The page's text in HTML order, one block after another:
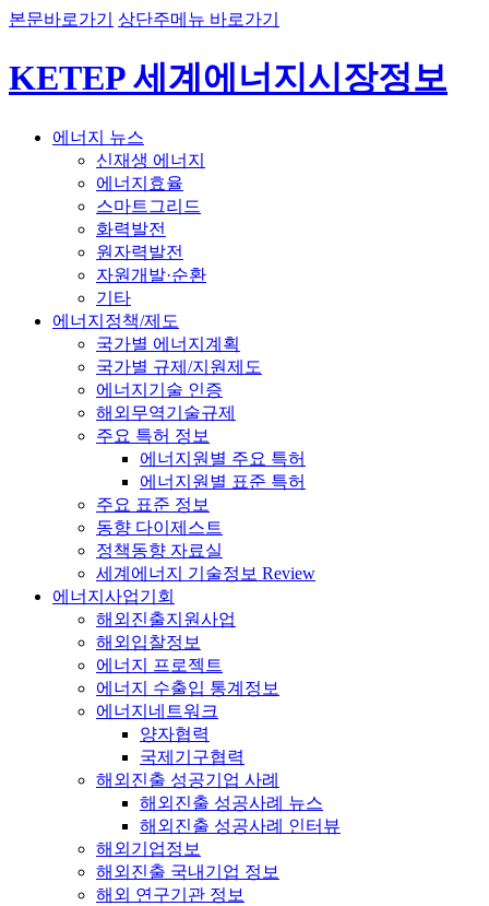
본문바로가기 상단주메뉴 바로가기
KETEP 세계에너지시장정보
에너지 뉴스
신재생 에너지
에너지효율
스마트그리드
화력발전
원자력발전
자원개발·순환
기타
에너지정책/제도
국가별 에너지계획
국가별 규제/지원제도
에너지기술 인증
해외무역기술규제
주요 특허 정보
에너지원별 주요 특허
에너지원별 표준 특허
주요 표준 정보
동향 다이제스트
정책동향 자료실
세계에너지 기술정보 Review
에너지사업기회
해외진출지원사업
해외입찰정보
에너지 프로젝트
에너지 수출입 통계정보
에너지네트워크
양자협력
국제기구협력
해외진출 성공기업 사례
해외진출 성공사례 뉴스
해외진출 성공사례 인터뷰
해외기업정보
해외진출 국내기업 정보
해외 연구기관 정보